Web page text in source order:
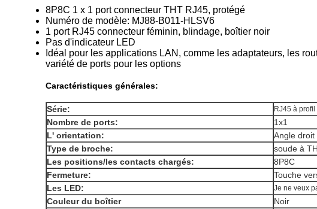
8P8C 1 x 1 port connecteur THT RJ45, protégé
Numéro de modèle: MJ88-B011-HLSV6
1 port RJ45 connecteur féminin, blindage, boîtier noir
Pas d'indicateur LED
Idéal pour les applications LAN, comme les adaptateurs, les
variété de ports pour les options
Caractéristiques générales:
Série: RJ45 à profil
Nombre de ports:
1x1
L' orientation:
Angle
Type de broche:
soude à
Les positions/les contacts chargés:
8P8C
Fermeture:
Touche
Les LED:
Je ne veux
Couleur du boîtier
Noir